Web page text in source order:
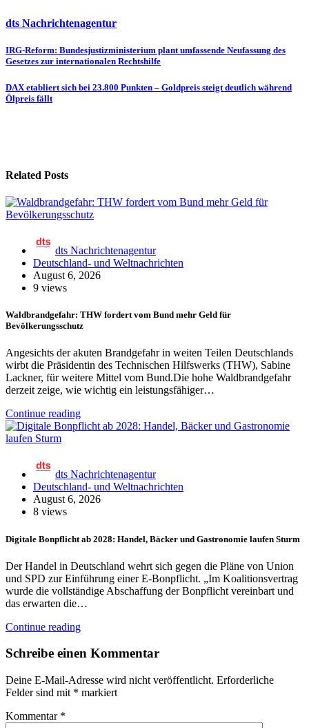
dts Nachrichtenagentur
Beitragsnavigation
IRG-Reform: Bundesjustizministerium plant umfassende Neufassung des
Gesetzes zur internationalen Rechtshilfe
DAX etabliert sich bei 23.800 Punkten – Goldpreis steigt deutlich während
Ölpreis fällt
Related Posts
dts Nachrichtenagentur
Deutschland- und Weltnachrichten
August 6, 2026
9 views
Waldbrandgefahr: THW fordert vom Bund mehr Geld für
Bevölkerungsschutz
Angesichts der akuten Brandgefahr in weiten Teilen Deutschlands
wirbt die Präsidentin des Technischen Hilfswerks (THW), Sabine
Lackner, für weitere Mittel vom Bund.Die hohe Waldbrandgefahr
derzeit zeige, wie wichtig ein leistungsfähiger…
Continue reading
dts Nachrichtenagentur
Deutschland- und Weltnachrichten
August 6, 2026
8 views
Digitale Bonpflicht ab 2028: Handel, Bäcker und Gastronomie laufen Sturm
Der Handel in Deutschland wehrt sich gegen die Pläne von Union
und SPD zur Einführung einer E-Bonpflicht. „Im Koalitionsvertrag
wurde die vollständige Abschaffung der Bonpflicht vereinbart und
das erwarten die…
Continue reading
Schreibe einen Kommentar
Deine E-Mail-Adresse wird nicht veröffentlicht. Erforderliche
Felder sind mit * markiert
Kommentar *